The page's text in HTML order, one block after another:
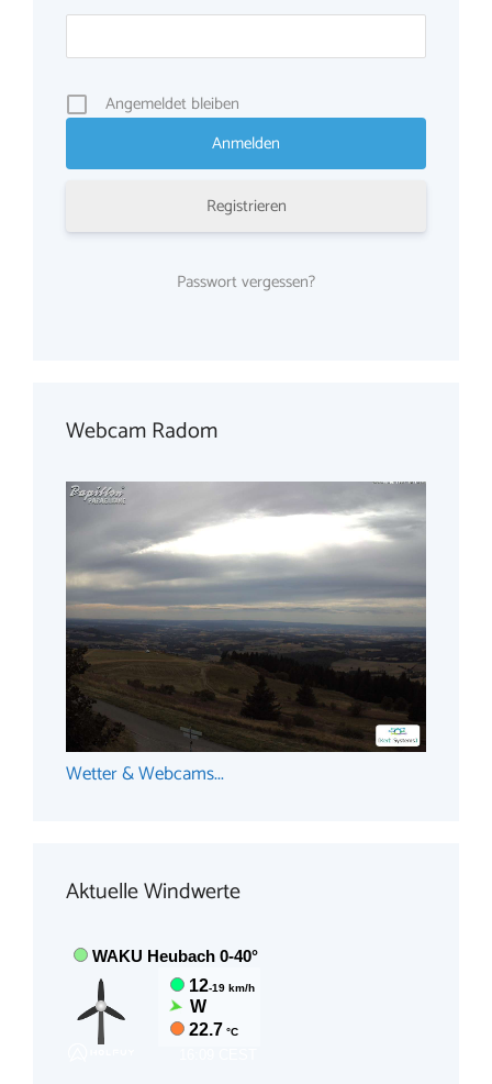
Angemeldet bleiben
Registrieren
Passwort vergessen?
Webcam Radom
Wetter & Webcams...
Aktuelle Windwerte